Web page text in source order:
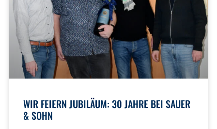
WIR FEIERN JUBILÄUM: 30 JAHRE BEI SAUER
& SOHN